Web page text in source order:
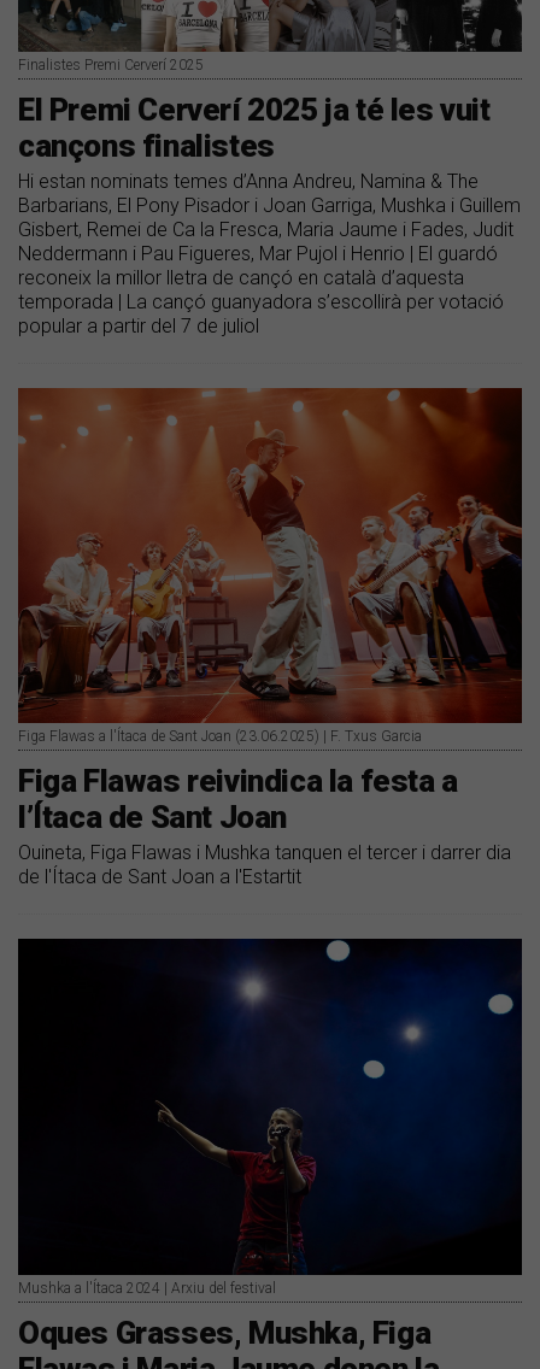
Finalistes Premi Cerverí 2025
​El Premi Cerverí 2025 ja té les vuit
cançons finalistes
Hi estan nominats temes d’Anna Andreu, Namina & The
Barbarians, El Pony Pisador i Joan Garriga, Mushka i Guillem
Gisbert, Remei de Ca la Fresca, Maria Jaume i Fades, Judit
Neddermann i Pau Figueres, Mar Pujol i Henrio | El guardó
reconeix la millor lletra de cançó en català d’aquesta
temporada | La cançó guanyadora s’escollirà per votació
popular a partir del 7 de juliol
Figa Flawas a l'Ítaca de Sant Joan (23.06.2025) | F. Txus Garcia
​Figa Flawas reivindica la festa a
l’Ítaca de Sant Joan
Ouineta, Figa Flawas i Mushka tanquen el tercer i darrer dia
de l'Ítaca de Sant Joan a l'Estartit
Mushka a l'Ítaca 2024 | Arxiu del festival
Oques Grasses, Mushka, Figa